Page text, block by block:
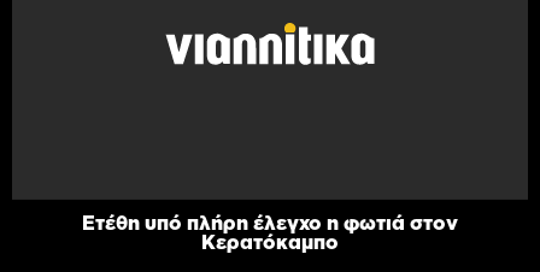
Ετέθη υπό πλήρη έλεγχο η φωτιά στον
Κερατόκαμπο